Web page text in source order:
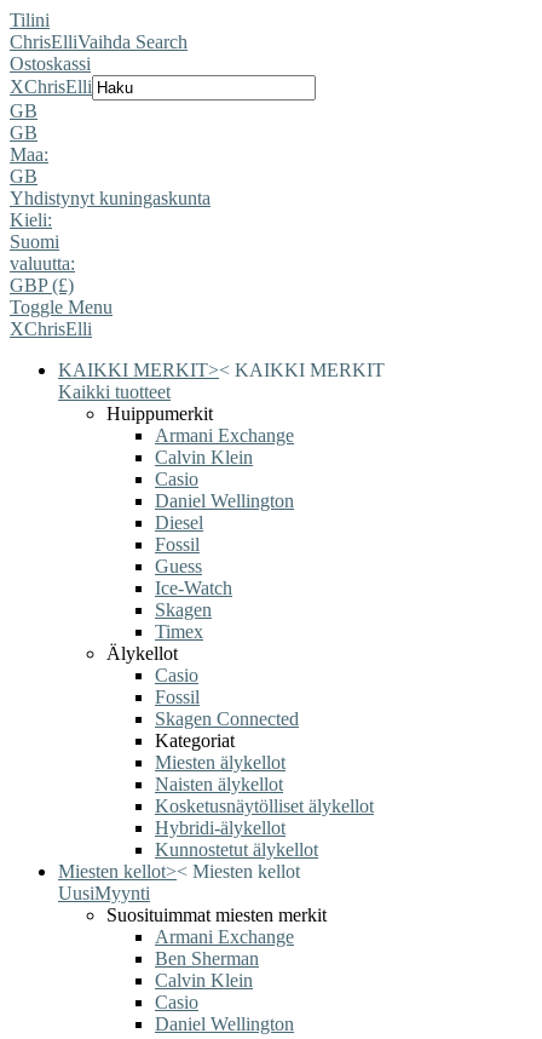
Tilini
ChrisElliVaihda Search
Ostoskassi
XChrisElli
GB
GB
Maa:
GB
Yhdistynyt kuningaskunta
Kieli:
Suomi
valuutta:
GBP (£)
Toggle Menu
XChrisElli
KAIKKI MERKIT>< KAIKKI MERKIT
Kaikki tuotteet
Huippumerkit
Armani Exchange
Calvin Klein
Casio
Daniel Wellington
Diesel
Fossil
Guess
Ice-Watch
Skagen
Timex
Älykellot
Casio
Fossil
Skagen Connected
Kategoriat
Miesten älykellot
Naisten älykellot
Kosketusnäytölliset älykellot
Hybridi-älykellot
Kunnostetut älykellot
Miesten kellot>< Miesten kellot
UusiMyynti
Suosituimmat miesten merkit
Armani Exchange
Ben Sherman
Calvin Klein
Casio
Daniel Wellington